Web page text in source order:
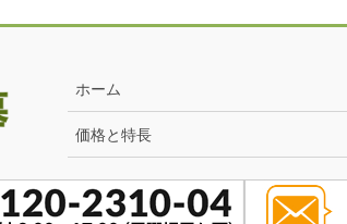
ホーム
価格と特長